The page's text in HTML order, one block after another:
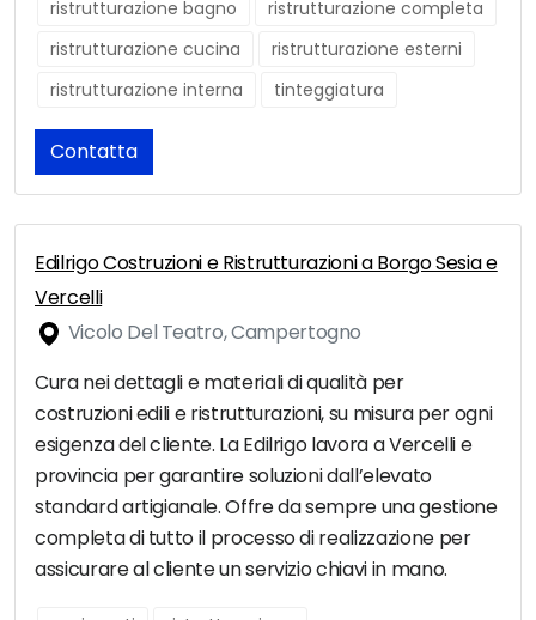
ristrutturazione bagno
ristrutturazione completa
ristrutturazione cucina
ristrutturazione esterni
ristrutturazione interna
tinteggiatura
Contatta
Edilrigo Costruzioni e Ristrutturazioni a Borgo Sesia e
Vercelli
Vicolo Del Teatro, Campertogno
Cura nei dettagli e materiali di qualità per
costruzioni edili e ristrutturazioni, su misura per ogni
esigenza del cliente. La Edilrigo lavora a Vercelli e
provincia per garantire soluzioni dall’elevato
standard artigianale. Offre da sempre una gestione
completa di tutto il processo di realizzazione per
assicurare al cliente un servizio chiavi in mano.